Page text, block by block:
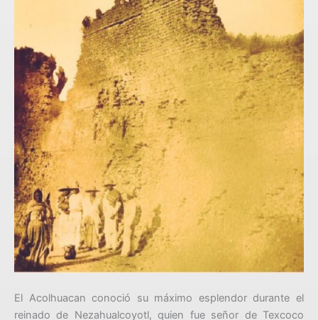
El Acolhuacan conoció su máximo esplendor durante el
reinado de Nezahualcoyotl, quien fue señor de Texcoco